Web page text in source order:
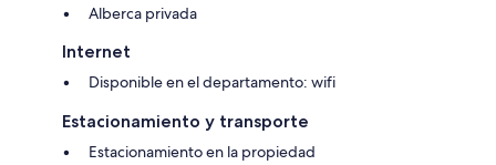
Alberca privada
Internet
Disponible en el departamento: wifi
Estacionamiento y transporte
Estacionamiento en la propiedad